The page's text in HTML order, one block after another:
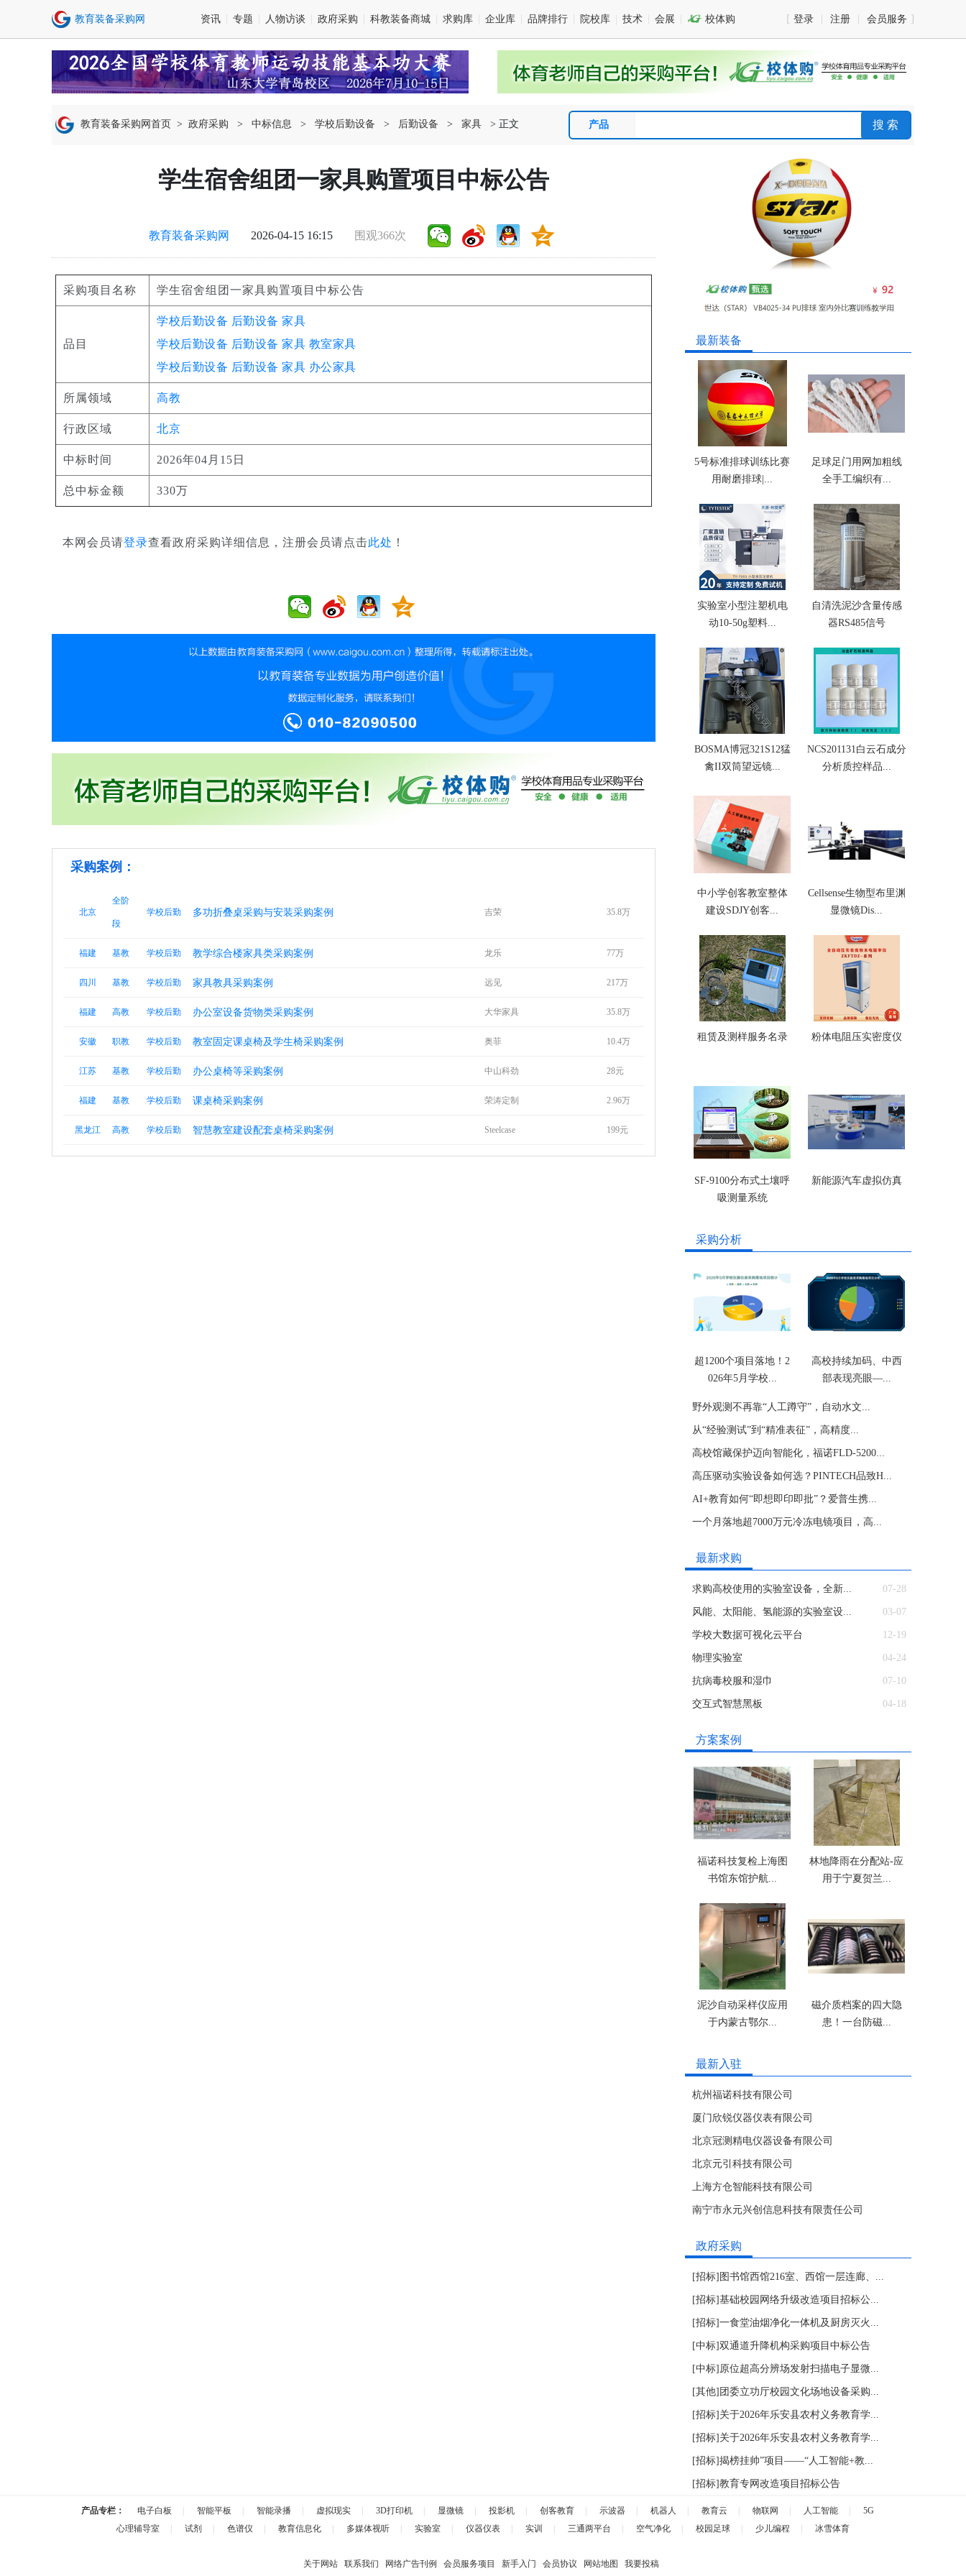
资讯 专题 人物访谈 政府采购 科教装备商城 求购库 企业库 品牌排行 院校库 技术 会展  校体购 登录 注册 会员服务
教育装备采购网首页 > 政府采购 > 中标信息 > 学校后勤设备 > 后勤设备 > 家具 > 正文 产品 搜 索
学生宿舍组团一家具购置项目中标公告
教育装备采购网 2026-04-15 16:15 围观366次
采购项目名称 学生宿舍组团一家具购置项目中标公告
品目
学校后勤设备 后勤设备 家具
学校后勤设备 后勤设备 家具 教室家具
学校后勤设备 后勤设备 家具 办公家具
所属领域 高教
行政区域 北京
中标时间 2026年04月15日
总中标金额 330万
本网会员请登录查看政府采购详细信息，注册会员请点击此处 ！
采购案例：
北京
全阶
段
学校后勤 多功折叠桌采购与安装采购案例 吉荣 35.8万
福建 基教 学校后勤 教学综合楼家具类采购案例 龙乐 77万
四川 基教 学校后勤 家具教具采购案例 远见 217万
福建 高教 学校后勤 办公室设备货物类采购案例 大华家具 35.8万
安徽 职教 学校后勤 教室固定课桌椅及学生椅采购案例 奥菲 10.4万
江苏 基教 学校后勤 办公桌椅等采购案例 中山科劲 28元
福建 基教 学校后勤 课桌椅采购案例 荣涛定制 2.96万
黑龙江 高教 学校后勤 智慧教室建设配套桌椅采购案例 Steelcase 199元
最新装备
5号标准排球训练比赛
用耐磨排球|...
足球足门用网加粗线
全手工编织有...
实验室小型注塑机电
动10-50g塑料...
自清洗泥沙含量传感
器RS485信号
BOSMA博冠321S12猛
禽II双筒望远镜...
NCS201131白云石成分
分析质控样品...
中小学创客教室整体
建设SDJY创客...
Cellsense生物型布里渊
显微镜Dis...
租赁及测样服务名录 粉体电阻压实密度仪
SF-9100分布式土壤呼
吸测量系统
新能源汽车虚拟仿真
采购分析
超1200个项目落地！2
026年5月学校...
高校持续加码、中西
部表现亮眼—...
野外观测不再靠“人工蹲守”，自动水文...
从“经验测试”到“精准表征”，高精度...
高校馆藏保护迈向智能化，福诺FLD-5200...
高压驱动实验设备如何选？PINTECH品致H...
AI+教育如何“即想即印即批”？爱普生携...
一个月落地超7000万元冷冻电镜项目，高...
最新求购
求购高校使用的实验室设备，全新... 07-28
风能、太阳能、氢能源的实验室设... 03-07
学校大数据可视化云平台 12-19
物理实验室 04-24
抗病毒校服和湿巾 07-10
交互式智慧黑板 04-18
方案案例
福诺科技复检上海图
书馆东馆护航...
林地降雨在分配站-应
用于宁夏贺兰...
泥沙自动采样仪应用
于内蒙古鄂尔...
磁介质档案的四大隐
患！一台防磁...
最新入驻
杭州福诺科技有限公司
厦门欣锐仪器仪表有限公司
北京冠测精电仪器设备有限公司
北京元引科技有限公司
上海方仓智能科技有限公司
南宁市永元兴创信息科技有限责任公司
政府采购
[招标] 图书馆西馆216室、西馆一层连廊、...
[招标]基础校园网络升级改造项目招标公...
[招标]一食堂油烟净化一体机及厨房灭火...
[中标]双通道升降机构采购项目中标公告
[中标] 原位超高分辨场发射扫描电子显微...
[其他] 团委立功厅校园文化场地设备采购...
[招标] 关于2026年乐安县农村义务教育学...
[招标] 关于2026年乐安县农村义务教育学...
[招标]揭榜挂帅”项目——“人工智能+教...
[招标]教育专网改造项目招标公告
产品专栏： 电子白板 智能平板 智能录播 虚拟现实 3D打印机 显微镜 投影机 创客教育 示波器 机器人 教育云 物联网 人工智能
5G
心理辅导室
试剂 色谱仪 教育信息化 多媒体视听 实验室 仪器仪表 实训 三通两平台 空气净化 校园足球 少儿编程 冰雪体育
关于网站 联系我们 网络广告刊例 会员服务项目 新手入门 会员协议 网站地图 我要投稿